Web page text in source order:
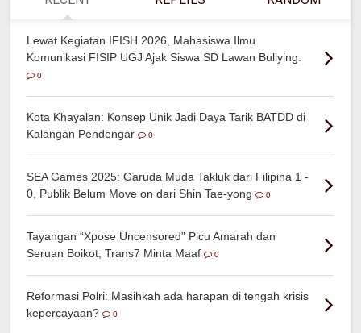
Lewat Kegiatan IFISH 2026, Mahasiswa Ilmu
Komunikasi FISIP UGJ Ajak Siswa SD Lawan Bullying.
0
Kota Khayalan: Konsep Unik Jadi Daya Tarik BATDD di
Kalangan Pendengar
0
SEA Games 2025: Garuda Muda Takluk dari Filipina 1 -
0, Publik Belum Move on dari Shin Tae-yong
0
Tayangan “Xpose Uncensored” Picu Amarah dan
Seruan Boikot, Trans7 Minta Maaf
0
Reformasi Polri: Masihkah ada harapan di tengah krisis
kepercayaan?
0